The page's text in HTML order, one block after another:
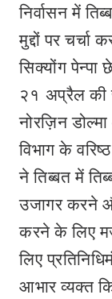
निर्वासन में
मुद्दों पर
सिक्योंग पेन्पा
२१ अप्रैल की
नोरज़िन
विभाग के
ने तिब्बत में
उजागर करने
करने के लिए
लिए
आभार व्यक्त